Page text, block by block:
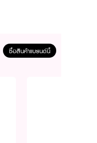
ซื้อสินค้าแบรนด์นี้